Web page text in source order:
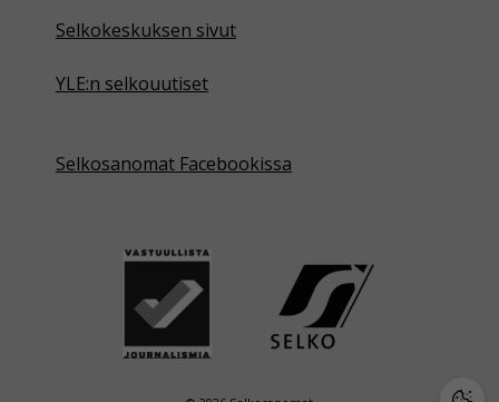
Selkokeskuksen sivut
YLE:n selkouutiset
Selkosanomat Facebookissa